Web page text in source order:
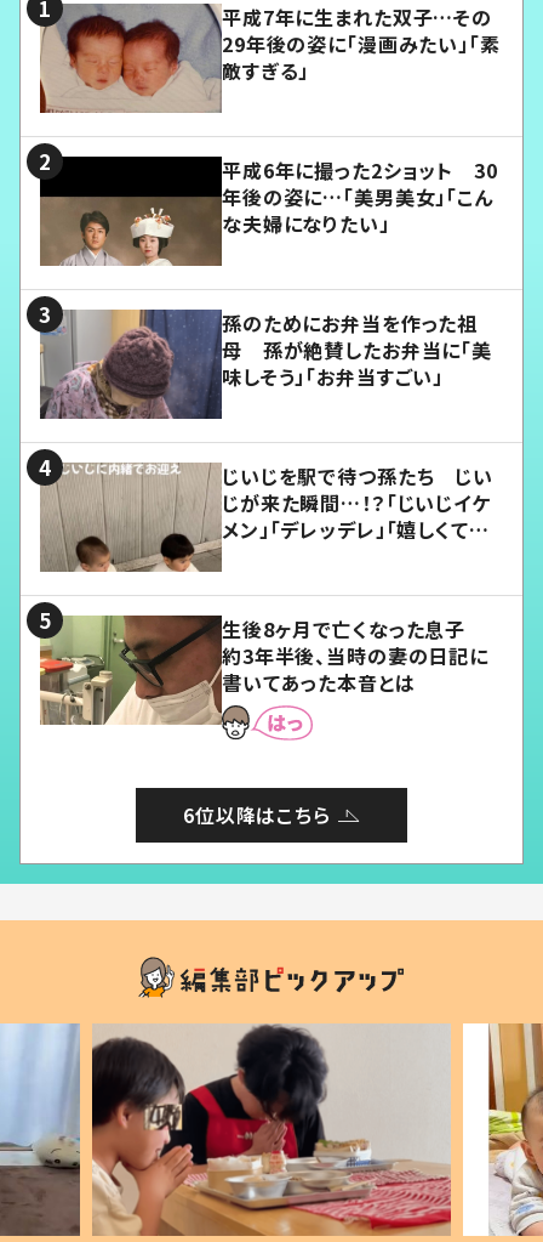
平成7年に生まれた双子…その
29年後の姿に「漫画みたい」「素
敵すぎる」
平成6年に撮った2ショット 30
年後の姿に…「美男美女」「こん
な夫婦になりたい」
孫のためにお弁当を作った祖
母 孫が絶賛したお弁当に「美
味しそう」「お弁当すごい」
じいじを駅で待つ孫たち じい
じが来た瞬間…！？「じいじイケ
メン」「デレッデレ」「嬉しくて可
生後8ヶ月で亡くなった息子
約3年半後、当時の妻の日記に
書いてあった本音とは
6位以降はこちら